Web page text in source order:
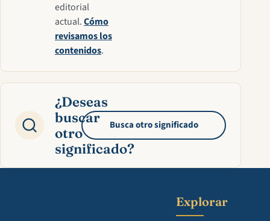
editorial
actual.Cómo
revisamos los
contenidos.
¿Deseas
buscar
otro
significado?
Busca otro significado
Explorar